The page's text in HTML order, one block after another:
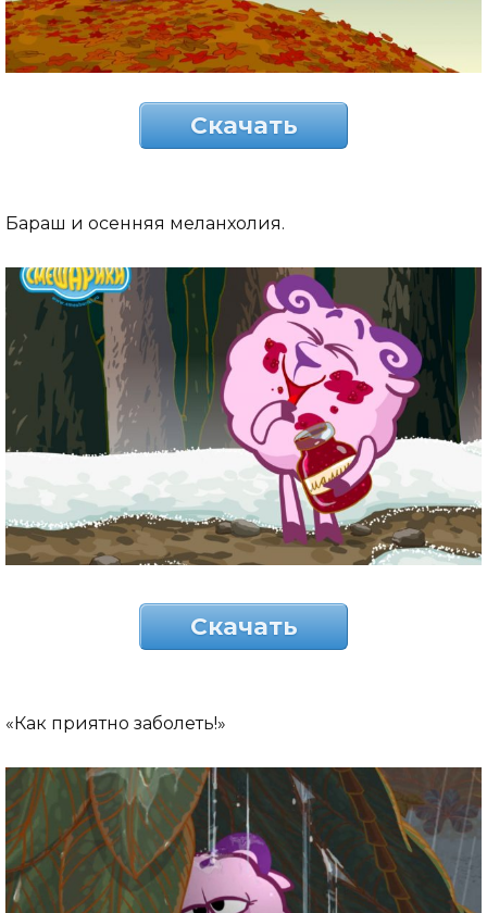
Скачать
Бараш и осенняя меланхолия.
Скачать
«Как приятно заболеть!»